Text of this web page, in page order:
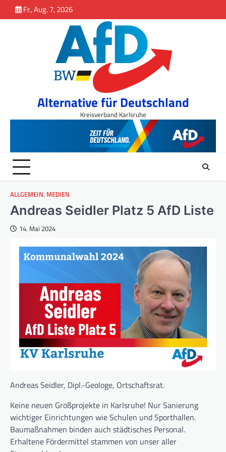
springen
to
Fr., Aug. 7, 2026
Alternative für Deutschland
Kreisverband Karlsruhe
ALLGEMEIN, MEDIEN
Andreas Seidler Platz 5 AfD Liste
14. Mai 2024
Andreas Seidler, Dipl.-Geologe, Ortschaftsrat.
Keine neuen Großprojekte in Karlsruhe! Nur Sanierung
wichtiger Einrichtungen wie Schulen und Sporthallen.
Baumaßnahmen binden auch städtisches Personal.
Erhaltene Fördermittel stammen von unser aller